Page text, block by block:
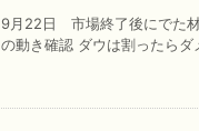
9月22日 市場終了後にでた
の動き確認 ダウは割ったらダ